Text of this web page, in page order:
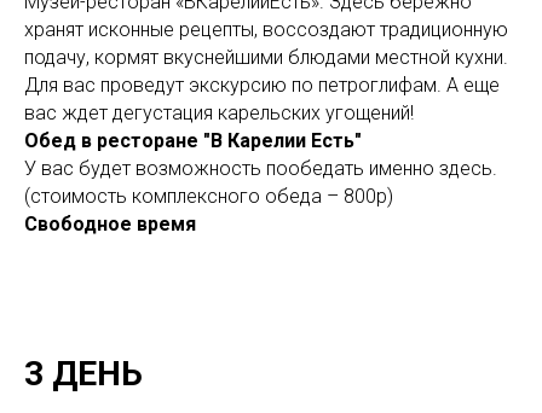
хранят исконные рецепты, воссоздают традиционную
подачу, кормят вкуснейшими блюдами местной кухни.
Для вас проведут экскурсию по петроглифам. А еще
вас ждет дегустация карельских угощений!
Обед в ресторане "В Карелии Есть"
У вас будет возможность пообедать именно здесь.
(стоимость комплексного обеда – 800р)
Свободное время
3 ДЕНЬ